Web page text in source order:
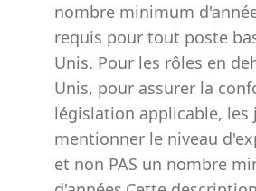
nombre minimum
requis pour tout poste
Unis. Pour les rôles en
Unis, pour assurer la
législation applicable,
mentionner le niveau
et non PAS un nombre